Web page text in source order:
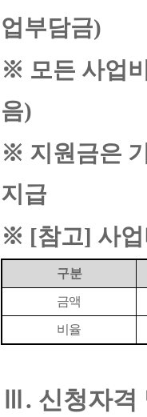
업부담금)
※ 모든 사업
음)
※ 지원금은
지급
※ [참고] 사
구분
금액
비율
. 신청자격